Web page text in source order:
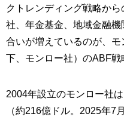
クトレンディング戦略か
社、年金基金、地域金融
合いが増えているのが、
下、モンロー社）のABF戦
2004年設立のモンロー社
（約216億ドル。2025年7